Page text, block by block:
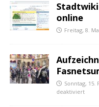
online
Freitag, 8.
Sonntag, 15.
deaktiviert